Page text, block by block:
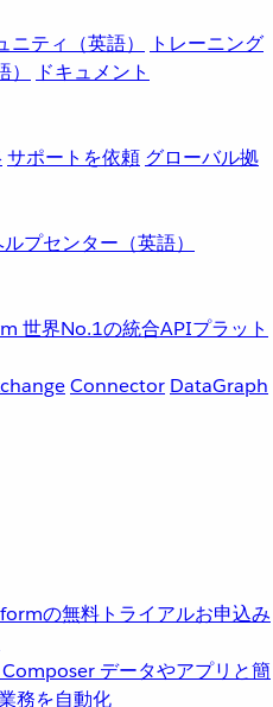
ニティ（英語）
トレーニング
ドキュメント
サポートを依頼 グローバル拠
プセンター（英語）
世界No.1の統合APIプラット
Connector DataGraph
の無料トライアルお申込み
データやアプリと簡
務を自動化